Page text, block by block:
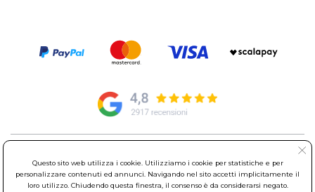
00015 Monterotondo Scalo (RM)
Partita Iva: 01586761007 - Codice Fiscale: 06634500588 Capitale
Questo sito web utilizza i cookie. Utilizziamo i cookie per statistiche e per
personalizzare contenuti ed annunci. Navigando nel sito accetti implicitamente il
loro utilizzo. Chiudendo questa finestra, il consenso è da considerarsi negato.